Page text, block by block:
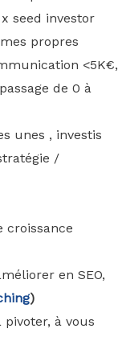
seed investor
propres
<5K€,
de 0 à
unes , investis
/
croissance
en SEO,
)
pivoter, à vous